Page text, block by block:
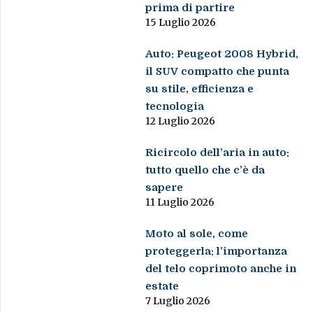
prima di partire
15 Luglio 2026
Auto: Peugeot 2008 Hybrid,
il SUV compatto che punta
su stile, efficienza e
tecnologia
12 Luglio 2026
Ricircolo dell’aria in auto:
tutto quello che c’è da
sapere
11 Luglio 2026
Moto al sole, come
proteggerla: l’importanza
del telo coprimoto anche in
estate
7 Luglio 2026